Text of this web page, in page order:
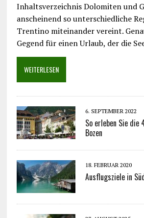
Inhaltsverzeichnis Dolomiten und
anscheinend so unterschiedliche
Trentino miteinander vereint.
Gegend für einen Urlaub, der die
WEITERLESEN
6. SEPTEMBER 2022
So erleben Sie die
Bozen
18. FEBRUAR 2020
Ausflugsziele in